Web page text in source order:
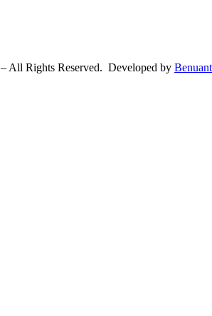
– All Rights Reserved. Developed by